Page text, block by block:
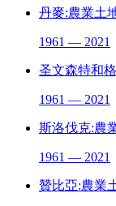
丹麥:農業土
1961 — 2021
圣文森特和
1961 — 2021
斯洛伐克:農
1961 — 2021
贊比亞:農業